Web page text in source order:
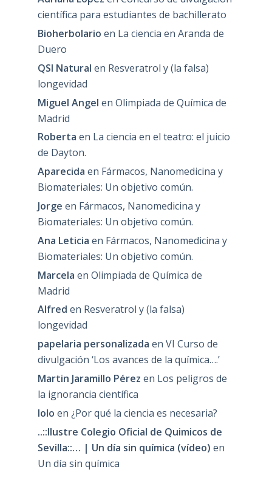
científica para estudiantes de bachillerato
Bioherbolario en La ciencia en Aranda de
Duero
QSI Natural en Resveratrol y (la falsa)
longevidad
Miguel Angel en Olimpiada de Química de
Madrid
Roberta en La ciencia en el teatro: el juicio
de Dayton.
Aparecida en Fármacos, Nanomedicina y
Biomateriales: Un objetivo común.
Jorge en Fármacos, Nanomedicina y
Biomateriales: Un objetivo común.
Ana Leticia en Fármacos, Nanomedicina y
Biomateriales: Un objetivo común.
Marcela en Olimpiada de Química de
Madrid
Alfred en Resveratrol y (la falsa)
longevidad
papelaria personalizada en VI Curso de
divulgación ‘Los avances de la química….’
Martin Jaramillo Pérez en Los peligros de
la ignorancia científica
lolo en ¿Por qué la ciencia es necesaria?
..::Ilustre Colegio Oficial de Quimicos de
Sevilla::… | Un día sin química (vídeo) en
Un día sin química